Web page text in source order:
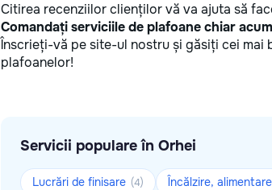
Citirea recenziilor clienților vă va ajuta să
Comandați serviciile de plafoane chiar
Înscrieți-vă pe site-ul nostru și găsiți cei
plafoanelor!
Servicii populare în Orhei
Lucrări de finisare (4) Încălzire,